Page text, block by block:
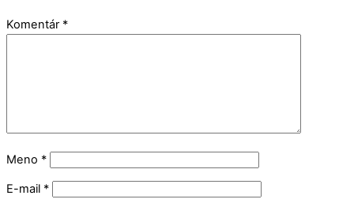
Komentár *
Meno *
E-mail *